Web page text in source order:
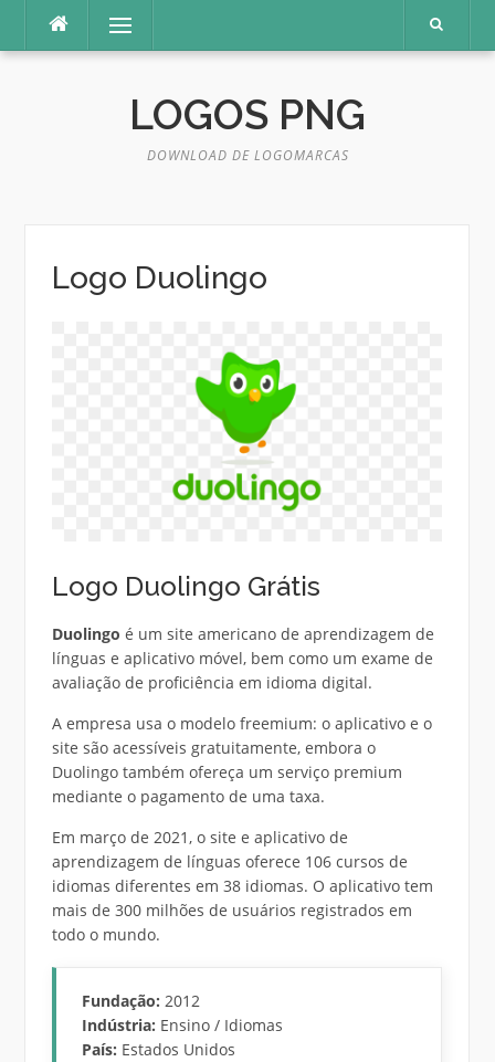
o
Menu
LOGOS PNG
DOWNLOAD DE LOGOMARCAS
Logo Duolingo
Logo Duolingo Grátis
Duolingo é um site americano de aprendizagem de
línguas e aplicativo móvel, bem como um exame de
avaliação de proficiência em idioma digital.
A empresa usa o modelo freemium: o aplicativo e o
site são acessíveis gratuitamente, embora o
Duolingo também ofereça um serviço premium
mediante o pagamento de uma taxa.
Em março de 2021, o site e aplicativo de
aprendizagem de línguas oferece 106 cursos de
idiomas diferentes em 38 idiomas. O aplicativo tem
mais de 300 milhões de usuários registrados em
todo o mundo.
Fundação: 2012
Indústria: Ensino / Idiomas
País: Estados Unidos